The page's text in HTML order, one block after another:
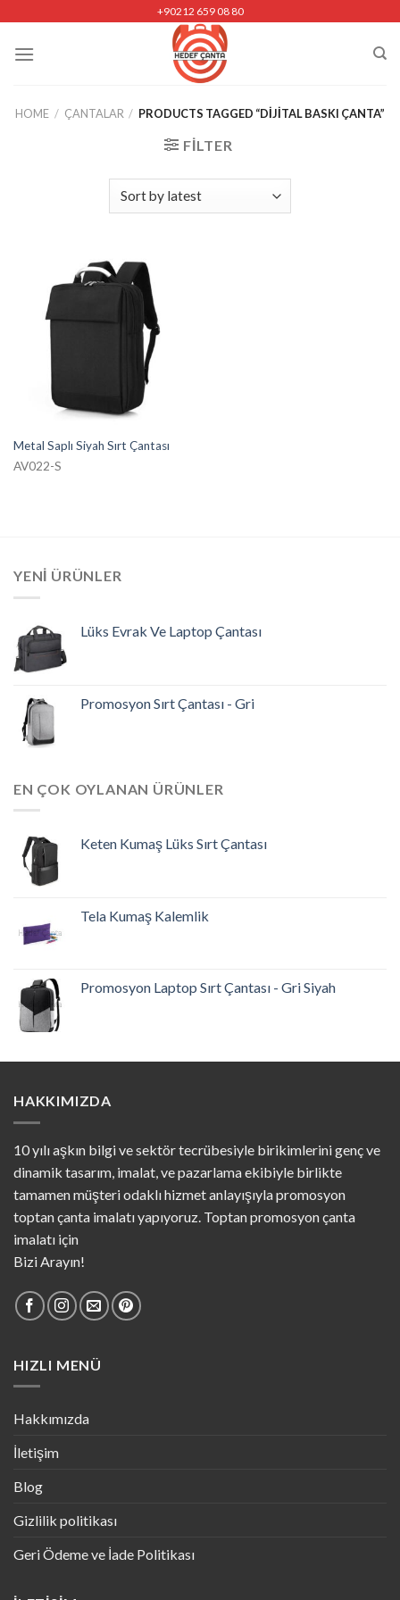
content
+90212 659 08 80
HOME / ÇANTALAR / PRODUCTS TAGGED “DIJITAL BASKI ÇANTA”
FILTER
Metal Saplı Siyah Sırt Çantası
AV022-S
YENI ÜRÜNLER
Lüks Evrak Ve Laptop Çantası
Promosyon Sırt Çantası - Gri
EN ÇOK OYLANAN ÜRÜNLER
Keten Kumaş Lüks Sırt Çantası
Tela Kumaş Kalemlik
Promosyon Laptop Sırt Çantası - Gri Siyah
HAKKIMIZDA
10 yılı aşkın bilgi ve sektör tecrübesiyle birikimlerini genç ve
dinamik tasarım, imalat, ve pazarlama ekibiyle birlikte
tamamen müşteri odaklı hizmet anlayışıyla promosyon
toptan çanta imalatı yapıyoruz. Toptan promosyon çanta
imalatı için
Bizi Arayın!
HIZLI MENÜ
Hakkımızda
İletişim
Blog
Gizlilik politikası
Geri Ödeme ve İade Politikası